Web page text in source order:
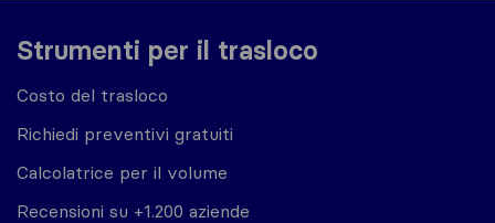
Strumenti per il trasloco
Costo del trasloco
Richiedi preventivi gratuiti
Calcolatrice per il volume
Recensioni su +1.200 aziende